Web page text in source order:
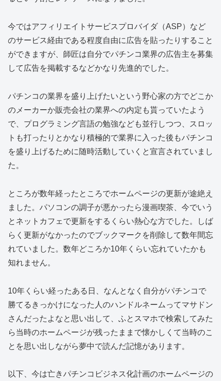
今ではアフィリエイトサービスプロバイダ（ASP）など
のサービス経由である程度自由に広告を貼ったりすること
ができますが、師匠は自分でパチンコ業界の広告主を募集
して広告を掲載するなどかなり先進的でした。
パチンコの業界を盛り上げたいという野心家の方でどこか
のメーカーか販売会社の業界への内定も貰っていたよう
で、プログラミング言語の勉強なども並行しつつ、スロッ
トも打ったりとかなり積極的で業界に入った後もパチンコ
を盛り上げるために随時活動していくと宣言されていまし
た。
ところが数年経ったところでホームページの更新が途絶え
ました。パソコンの調子が悪かったら漫画喫茶、今でいう
とネットカフェで更新をするくらい熱心な方でした。しば
らく更新がなかったのでブックマークを削除して数年間忘
れていました。数年どころか10年くらい忘れていたかも
知れません。
10年くらい経ったある日、なんとなく自分がパチンコで
勝てるきっかけになった人のハンドルネームってマサドン
さんだったよなと思い出して、ふとスマホで検索してみた
ら当時のホームページが残ったままで懐かしくて当時のこ
とを思い出しながら夢中で読んだ記憶があります。
以下、今は亡きパチンコビジネス化計画のホームページの